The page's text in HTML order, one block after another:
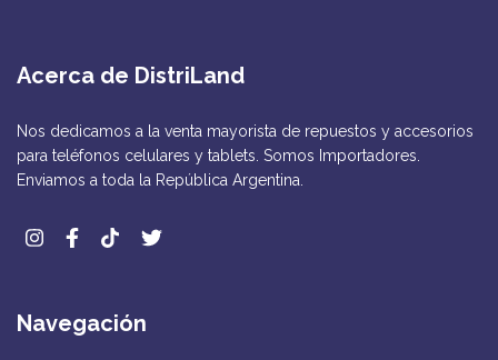
Acerca de DistriLand
Nos dedicamos a la venta mayorista de repuestos y accesorios
para teléfonos celulares y tablets. Somos Importadores.
Enviamos a toda la República Argentina.
Navegación